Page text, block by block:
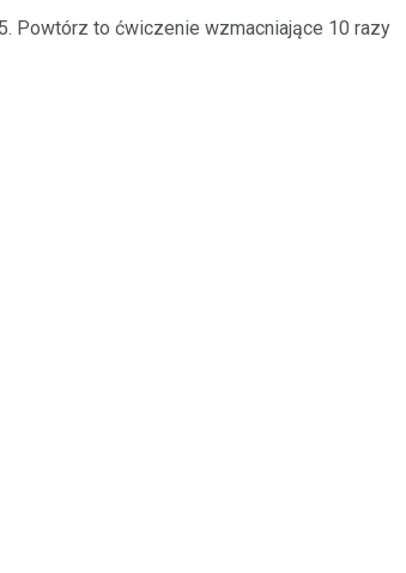
Powtórz to ćwiczenie wzmacniające 10 razy